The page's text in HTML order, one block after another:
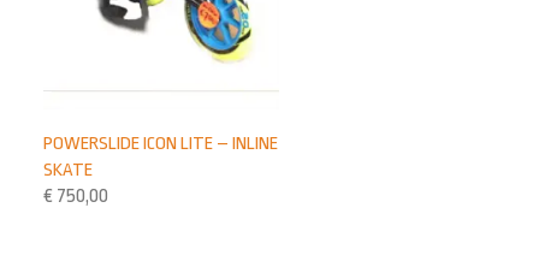
POWERSLIDE ICON LITE – INLINE
SKATE
€ 750,00